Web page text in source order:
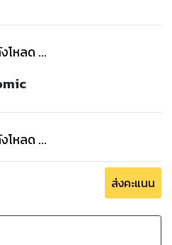
โหลด ...
โหลด ...
ส่งคะแนน